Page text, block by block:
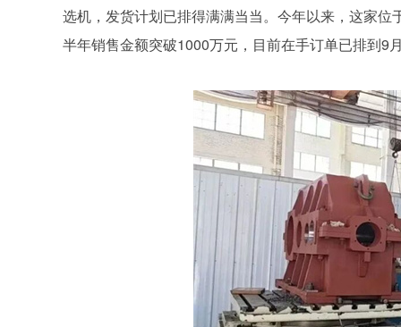
选机，发货计划已排得满满当当。今年以来，这家
半年销售金额突破1000万元，目前在手订单已排到9